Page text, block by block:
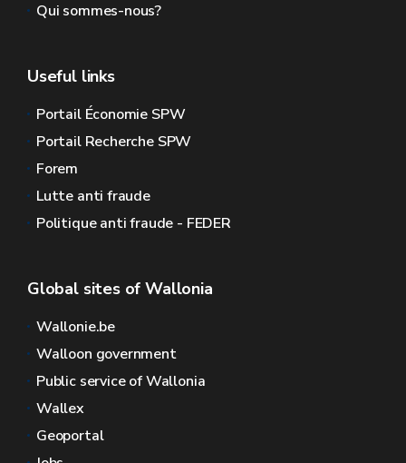
Qui sommes-nous?
Useful links
Portail Économie SPW
Portail Recherche SPW
Forem
Lutte anti fraude
Politique anti fraude - FEDER
Global sites of Wallonia
Wallonie.be
Walloon government
Public service of Wallonia
Wallex
Geoportal